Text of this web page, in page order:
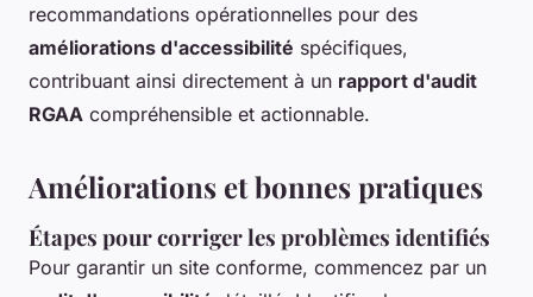
recommandations opérationnelles pour des
améliorations d'accessibilité spécifiques,
contribuant ainsi directement à un rapport d'audit
RGAA compréhensible et actionnable.
Améliorations et bonnes pratiques
Étapes pour corriger les problèmes identifiés
Pour garantir un site conforme, commencez par un